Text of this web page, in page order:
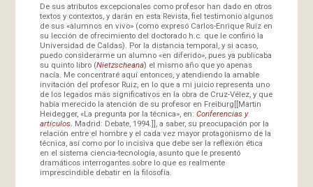
De sus atributos excepcionales como profesor han dado en otros
textos y contextos, y darán en esta Revista, fiel testimonio algunos
de sus «alumnos en vivo» (como expresó Carlos-Enrique Ruiz en
su lección de ofrecimiento del doctorado h.c. que le confirió la
Universidad de Caldas). Por la distancia temporal, y si acaso,
puedo considerarme un alumno «en diferido», pues ya publicaba
su quinto libro (Nietzscheana) el mismo año que yo apenas
nacía. Me concentraré aquí entonces, y atendiendo la amable
invitación del profesor Ruiz, en lo que a mi juicio representa uno
de los legados más significativos en la obra de Cruz-Vélez, y que
había merecido la atención de su profesor en Freiburg[[Martin
Heidegger, «La pregunta por la técnica», en: Conferencias y
artículos. Madrid: Debate, 1994.]], a saber, su preocupación por la
relación entre el hombre y el cada vez mayor protagonismo de la
técnica, así como por lo incisiva que debe ser la reflexión ética
en el sistema ciencia-tecnología, asunto que le presentó
dramáticos interrogantes sobre lo que es realmente
imprescindible debatir en la filosofía.